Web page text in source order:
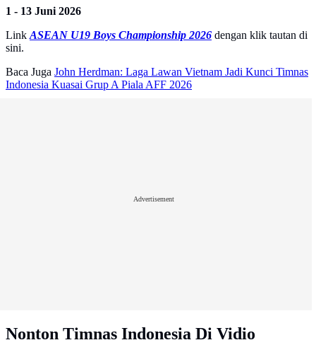
1 - 13 Juni 2026
Link ASEAN U19 Boys Championship 2026 dengan klik tautan di
sini.
Baca Juga John Herdman: Laga Lawan Vietnam Jadi Kunci Timnas
Indonesia Kuasai Grup A Piala AFF 2026
Advertisement
Nonton Timnas Indonesia Di Vidio